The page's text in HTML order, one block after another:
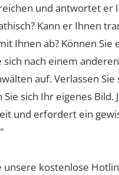
und antwortet er
Kann er Ihnen
Ihnen ab? Können
nach einem
auf. Verlassen
sich Ihr eigenes Bild.
und erfordert ein
unsere kostenlose